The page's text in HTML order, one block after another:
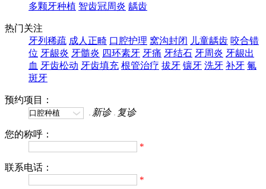
多颗牙种植 智齿冠周炎 龋齿
热门关注
牙列稀疏 成人正畸 口腔护理 窝沟封闭 儿童龋齿 咬合错
位 牙龈炎 牙髓炎 四环素牙 牙痛 牙结石 牙周炎 牙龈出
血 牙齿松动 牙齿填充 根管治疗 拔牙 镶牙 洗牙 补牙 氟
斑牙
预约项目：
新诊
复诊
您的称呼：
*
联系电话：
*